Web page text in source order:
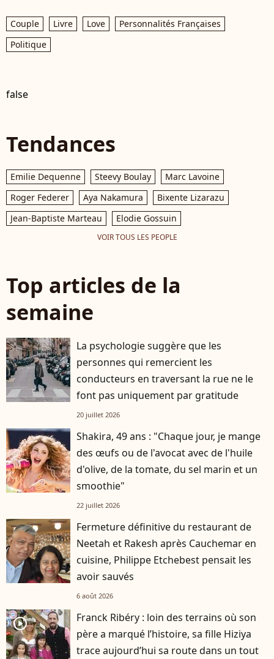
Couple Livre Love
Personnalités Françaises
Politique
false
Tendances
Emilie Dequenne Steevy Boulay
Marc Lavoine
Roger Federer
Aya Nakamura
Bixente Lizarazu
Jean-Baptiste Marteau
Elodie Gossuin
VOIR TOUS LES PEOPLE
Top articles de la
semaine
La psychologie suggère que les
personnes qui remercient les
conducteurs en traversant la rue ne le
font pas uniquement par gratitude
20 juillet 2026
Shakira, 49 ans : "Chaque jour, je mange
des œufs ou de l'avocat avec de l'huile
d'olive, de la tomate, du sel marin et un
smoothie"
22 juillet 2026
Fermeture définitive du restaurant de
Neetah et Rakesh après Cauchemar en
cuisine, Philippe Etchebest pensait les
avoir sauvés
6 août 2026
player2
Franck Ribéry : loin des terrains où son
père a marqué l’histoire, sa fille Hiziya
trace aujourd’hui sa route dans un tout